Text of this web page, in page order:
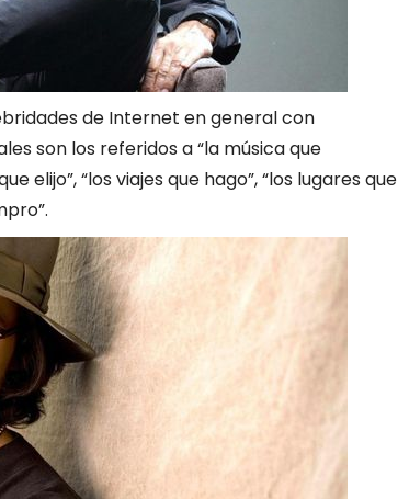
de Internet en general con
son los referidos a “la música que
elijo”, “los viajes que hago”, “los lugares que